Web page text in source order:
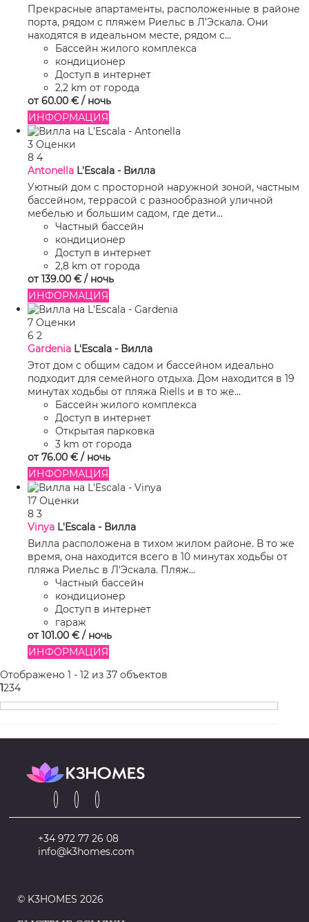
Прекрасные апартаменты, расположенные в районе
порта, рядом с пляжем Риельс в Л’Эскала. Они
находятся в идеальном месте, рядом с...
Бассейн жилого комплекса
кондиционер
Доступ в интернет
2,2 km от города
от 60.00 € / ночь
ИНФОРМАЦИЯ
3 Оценки
8 4
Antonella L'Escala - Вилла
Уютный дом с просторной наружной зоной, частным
бассейном, террасой с разнообразной уличной
мебелью и большим садом, где дети...
Частный бассейн
кондиционер
Доступ в интернет
2,8 km от города
от 139.00 € / ночь
ИНФОРМАЦИЯ
7 Оценки
6 2
Gardenia L'Escala - Вилла
Этот дом с общим садом и бассейном идеально
подходит для семейного отдыха. Дом находится в 19
минутах ходьбы от пляжа Riells и в то же...
Бассейн жилого комплекса
Доступ в интернет
Открытая парковка
3 km от города
от 76.00 € / ночь
ИНФОРМАЦИЯ
17 Оценки
8 3
Vinya L'Escala - Вилла
Вилла расположена в тихом жилом районе. В то же
время, она находится всего в 10 минутах ходьбы от
пляжа Риельс в Л'Эскала. Пляж...
Частный бассейн
кондиционер
Доступ в интернет
гараж
от 101.00 € / ночь
ИНФОРМАЦИЯ
Отображено 1 - 12 из 37 объектов
1234
+34 972 77 26 08
info@k3homes.com
© K3HOMES 2026